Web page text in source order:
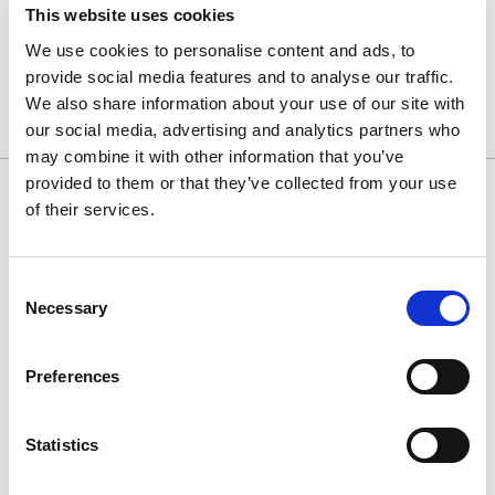
This website uses cookies
We use cookies to personalise content and ads, to
provide social media features and to analyse our traffic.
We also share information about your use of our site with
our social media, advertising and analytics partners who
may combine it with other information that you’ve
provided to them or that they’ve collected from your use
of their services.
Selection
Necessary
Preferences
Statistics
Kommunikation im Bereich Bildung wirkt!